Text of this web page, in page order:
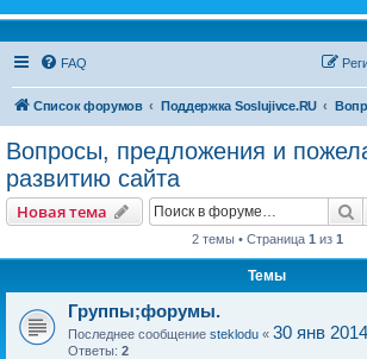
FAQ
Список форумов Поддержка Soslujivce.RU
Вопросы, предложения и
развитию сайта
Новая тема
2 темы • Страница 1 из 1
Темы
Группы;форумы.
Последнее сообщение steklodu « 30 янв
Ответы: 2